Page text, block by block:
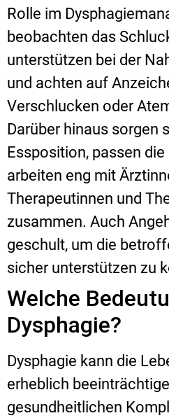
Rolle im
beobachten das
unterstützen bei der
und achten auf
Verschlucken oder
Darüber hinaus sorgen
Essposition, passen
arbeiten eng mit
Therapeutinnen und
zusammen. Auch
geschult, um die
sicher unterstützen zu
Welche
Dysphagie?
Dysphagie kann die
erheblich
gesundheitlichen